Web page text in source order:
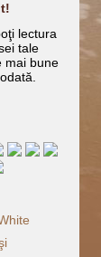
lectura
tale
mai bune